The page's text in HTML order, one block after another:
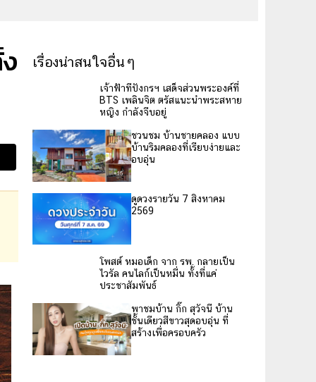
เรื่องน่าสนใจอื่นๆ
เจ้าฟ้าทีปังกรฯ เสด็จส่วนพระองค์ที่
BTS เพลินจิต ตรัสแนะนำพระสหาย
หญิง กำลังจีบอยู่
ชวนชม บ้านชายคลอง แบบ
บ้านริมคลองที่เรียบง่ายและ
อบอุ่น
ดูดวงรายวัน 7 สิงหาคม
2569
โพสต์ หมอเด็ก จาก รพ. กลายเป็น
ไวรัล คนไลก์เป็นหมื่น ทั้งที่แค่
ประชาสัมพันธ์
พาชมบ้าน กิ๊ก สุวัจนี บ้าน
ชั้นเดียวสีขาวสุดอบอุ่น ที่
สร้างเพื่อครอบครัว